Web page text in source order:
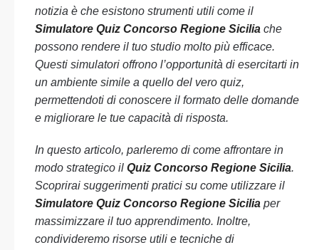
notizia è che esistono strumenti utili come il
Simulatore Quiz Concorso Regione Sicilia che
possono rendere il tuo studio molto più efficace.
Questi simulatori offrono l’opportunità di esercitarti in
un ambiente simile a quello del vero quiz,
permettendoti di conoscere il formato delle domande
e migliorare le tue capacità di risposta.
In questo articolo, parleremo di come affrontare in
modo strategico il Quiz Concorso Regione Sicilia.
Scoprirai suggerimenti pratici su come utilizzare il
Simulatore Quiz Concorso Regione Sicilia per
massimizzare il tuo apprendimento. Inoltre,
condivideremo risorse utili e tecniche di